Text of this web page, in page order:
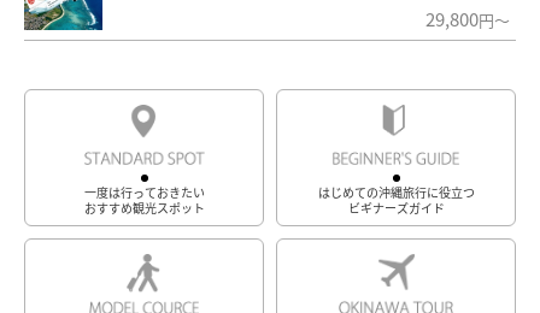
29,800円～
一度は行っておきたい
おすすめ観光スポット
はじめての沖縄旅行に役立つ
ビギナーズガイド